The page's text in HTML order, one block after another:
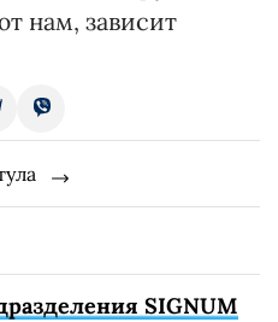
нам, зависит
SIGNUM